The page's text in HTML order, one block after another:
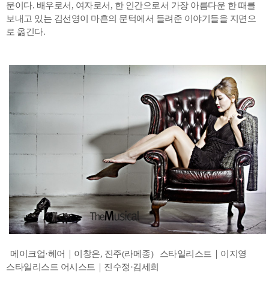
문이다. 배우로서, 여자로서, 한 인간으로서 가장 아름다운 한 때를
보내고 있는 김선영이 마흔의 문턱에서 들려준 이야기들을 지면으
로 옮긴다.
메이크업·헤어｜이창은, 진주(라메종) 스타일리스트｜이지영
스타일리스트 어시스트｜진수정·김세희